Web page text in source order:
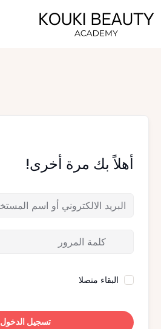
أهلاً بك مرة أخرى!
البقاء متصلا
تسجيل الدخول